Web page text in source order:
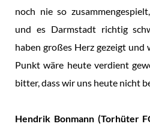
noch nie so
und es Darmstadt richtig
haben großes Herz gezeigt und
Punkt wäre heute verdient
bitter, dass wir uns heute nicht
Hendrik Bonmann (Torhüter